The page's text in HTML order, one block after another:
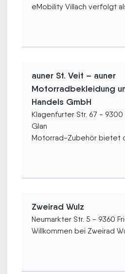
eMobility Villach verfolgt als
auner St. Veit – auner
Motorradbekleidung
Handels GmbH
Klagenfurter Str. 67 - 9300
Glan
Motorrad-Zubehör bietet
Zweirad Wulz
Neumarkter Str. 5 - 9360
Willkommen bei Zweirad